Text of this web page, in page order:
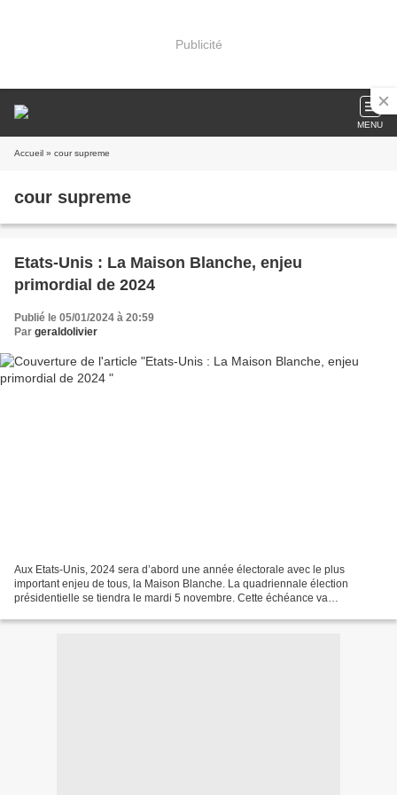
Publicité
MENU
Accueil » cour supreme
cour supreme
Etats-Unis : La Maison Blanche, enjeu
primordial de 2024
Publié le 05/01/2024 à 20:59
Par geraldolivier
Aux Etats-Unis, 2024 sera d’abord une année électorale avec le plus
important enjeu de tous, la Maison Blanche. La quadriennale élection
présidentielle se tiendra le mardi 5 novembre. Cette échéance va